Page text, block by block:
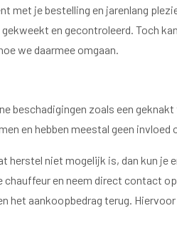
met je bestelling en jarenlang
en gecontroleerd. Toch
we daarmee omgaan.
beschadigingen zoals een
en hebben meestal geen invloed
herstel niet mogelijk is, dan kun je
en neem direct contact
het aankoopbedrag terug.